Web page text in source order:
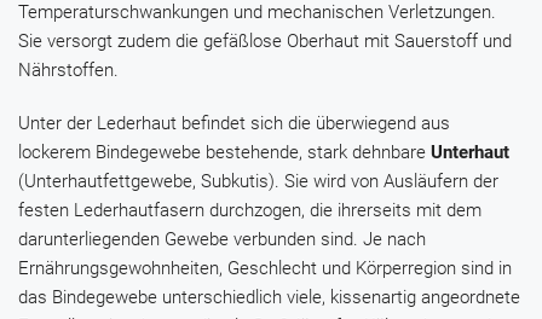
Temperaturschwankungen und mechanischen Verletzungen.
Sie versorgt zudem die gefäßlose Oberhaut mit Sauerstoff und
Nährstoffen.
Unter der Lederhaut befindet sich die überwiegend aus
lockerem Bindegewebe bestehende, stark dehnbare Unterhaut
(Unterhautfettgewebe, Subkutis). Sie wird von Ausläufern der
festen Lederhautfasern durchzogen, die ihrerseits mit dem
darunterliegenden Gewebe verbunden sind. Je nach
Ernährungsgewohnheiten, Geschlecht und Körperregion sind in
das Bindegewebe unterschiedlich viele, kissenartig angeordnete